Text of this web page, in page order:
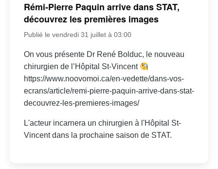
Rémi-Pierre Paquin arrive dans STAT,
découvrez les premières images
Publié le vendredi 31 juillet à 03:00
On vous présente Dr René Bolduc, le nouveau
chirurgien de l’Hôpital St-Vincent
https://www.noovomoi.ca/en-vedette/dans-vos-
ecrans/article/remi-pierre-paquin-arrive-dans-stat-
decouvrez-les-premieres-images/
L'acteur incarnera un chirurgien à l'Hôpital St-
Vincent dans la prochaine saison de STAT.